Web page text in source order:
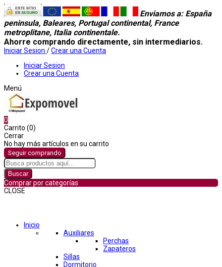
Enviamos a: España
peninsula, Baleares, Portugal continental, France
metroplitane, Italia continentale.
Ahorre comprando directamente, sin intermediarios.
Iniciar Sesion /Crear una Cuenta
Iniciar Sesion
Crear una Cuenta
Menú
0
Carrito (0)
Cerrar
No hay más artículos en su carrito
Seguir comprando
Buscar
Comprar por categorías
CLOSE
Inicio
Auxiliares
Perchas
Zapateros
Sillas
Dormitorio